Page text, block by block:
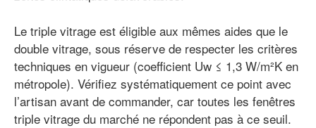
Le triple vitrage est éligible aux mêmes aides que le
double vitrage, sous réserve de respecter les critères
techniques en vigueur (coefficient Uw ≤ 1,3 W/m²K en
métropole). Vérifiez systématiquement ce point avec
l’artisan avant de commander, car toutes les fenêtres
triple vitrage du marché ne répondent pas à ce seuil.